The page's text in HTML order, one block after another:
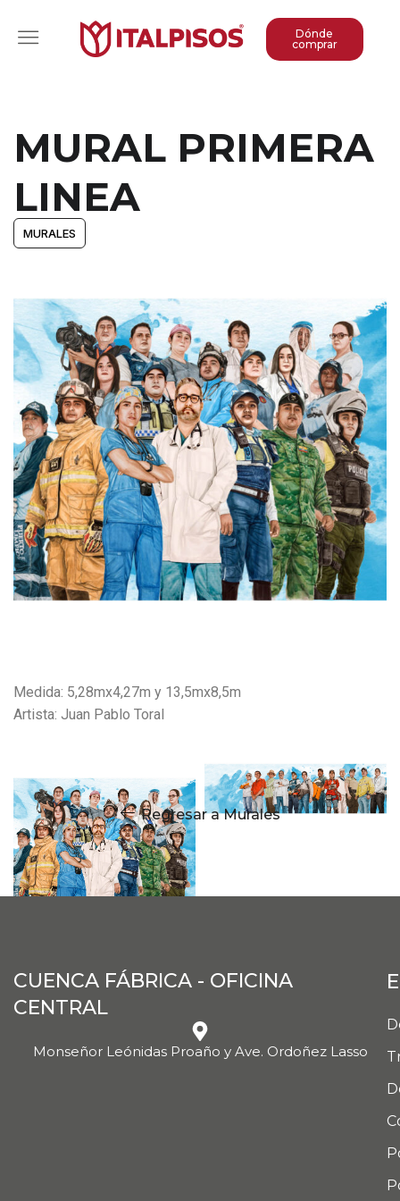
Dónde
comprar
MURAL PRIMERA
LINEA
MURALES
Medida: 5,28mx4,27m y 13,5mx8,5m
Artista: Juan Pablo Toral
Regresar a Murales
CUENCA FÁBRICA - OFICINA
CENTRAL
Monseñor Leónidas Proaño y Ave. Ordoñez Lasso